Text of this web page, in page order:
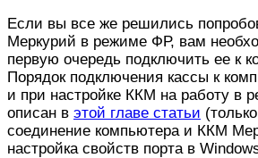
Если вы все же решились
Меркурий в режиме ФР, вам
первую очередь подключить ее к
Порядок подключения кассы к
и при настройке ККМ на работу в
описан в этой главе статьи
соединение компьютера и ККМ
настройка свойств порта в